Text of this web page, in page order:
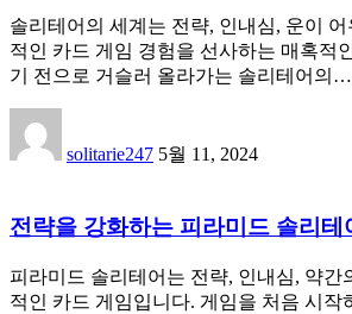
솔리테어의 세계는 전략, 인내심, 운이
적인 카드 게임 경험을 선사하는 매혹적
기 전으로 거슬러 올라가는 솔리테어의…
solitarie247 5월 11, 2024
전략을 강화하는 피라미드 솔리테
피라미드 솔리테어는 전략, 인내심, 약간
적인 카드 게임입니다. 게임을 처음 시작